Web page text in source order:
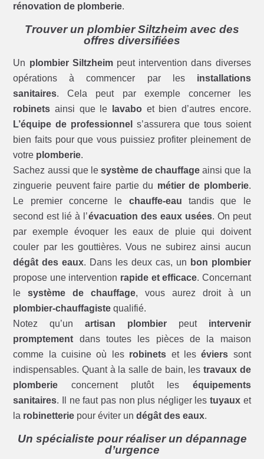
rénovation de plomberie.
Trouver un plombier Siltzheim avec des
offres diversifiées
Un plombier Siltzheimpeut intervention dans diverses
opérations à commencer par les installations
sanitaires. Cela peut par exemple concerner les
robinets ainsi que le lavabo et bien d’autres encore.
L’équipe de professionnel
s’assurera que tous soient
bien faits pour que vous puissiez profiter pleinement de
votre plomberie.
Sachez aussi que lesystème de chauffageainsi que la
zinguerie peuvent faire partie du métier de plomberie.
Le premier concerne le chauffe-eau tandis que le
second est lié à l’évacuation des eaux usées. On peut
par exemple évoquer les eaux de pluie qui doivent
couler par les gouttières. Vous ne subirez ainsi aucun
dégât des eaux. Dans les deux cas, un bon plombier
propose une intervention rapide et efficace. Concernant
lesystème de chauffage, vous aurez droit à un
plombier-chauffagiste qualifié.
Notez qu’unartisan plombierpeut intervenir
promptement dans toutes les pièces de la maison
comme la cuisine où les robinets et leséviers sont
indispensables. Quant à la salle de bain, les travaux de
plomberie concernent plutôt les équipements
sanitaires. Il ne faut pas non plus négliger les tuyauxet
la robinetterie pour éviter undégât des eaux.
Un spécialiste pour réaliser un dépannage
d’urgence